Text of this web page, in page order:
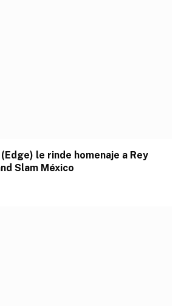
le rinde homenaje a Rey
Slam México